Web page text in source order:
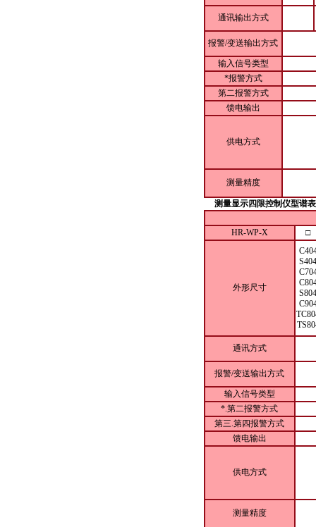
通讯输出方式
报警/变送输出方式
输入信号类型
*报警方式
第二报警方式
馈电输出
供电方式
测量精度
测量显示四限控制仪型谱表
HR-WP-X □
外形尺寸
S404
S804
通讯方式
报警/变送输出方式
输入信号类型
*.第二报警方式
第三.第四报警方式
馈电输出
供电方式
测量精度